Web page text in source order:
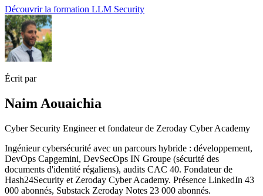
Découvrir la formation LLM Security
Écrit par
Naim Aouaichia
Cyber Security Engineer et fondateur de Zeroday Cyber Academy
Ingénieur cybersécurité avec un parcours hybride : développement,
DevOps Capgemini, DevSecOps IN Groupe (sécurité des
documents d'identité régaliens), audits CAC 40. Fondateur de
Hash24Security et Zeroday Cyber Academy. Présence LinkedIn 43
000 abonnés, Substack Zeroday Notes 23 000 abonnés.